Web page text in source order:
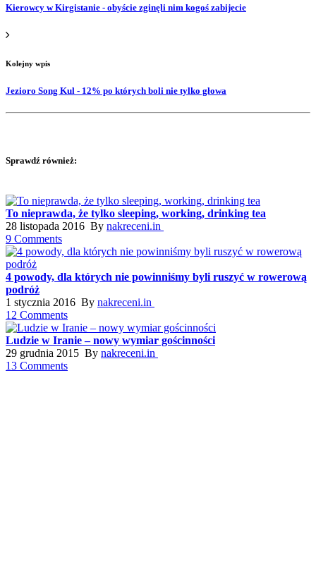
Kierowcy w Kirgistanie - obyście zginęli nim kogoś zabijecie
Kolejny wpis
Jezioro Song Kul - 12% po których boli nie tylko głowa
Sprawdź również:
To nieprawda, że tylko sleeping, working, drinking tea
28 listopada 2016 By nakreceni.in
9 Comments
4 powody, dla których nie powinniśmy byli ruszyć w rowerową
podróż
1 stycznia 2016 By nakreceni.in
12 Comments
Ludzie w Iranie – nowy wymiar gościnności
29 grudnia 2015 By nakreceni.in
13 Comments